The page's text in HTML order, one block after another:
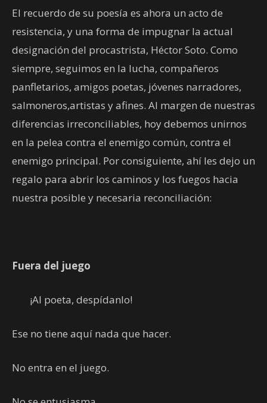
El recuerdo de su poesía es ahora un acto de
resistencia, y una forma de impugnar la actual
designación del procastrista, Héctor Soto. Como
siempre, seguimos en la lucha, compañeros
panfletarios, amigos poetas, jóvenes narradores,
salmoneros,artistas y afines. Al margen de nuestras
diferencias irreconciliables, hoy debemos unirnos
en la pelea contra el enemigo común, contra el
enemigo principal. Por consiguiente, ahí les dejo un
regalo para abrir los caminos y los fuegos hacia
nuestra posible y necesaria reconciliación:
Fuera del juego
¡Al poeta, despídanlo!
Ese no tiene aquí nada que hacer.
No entra en el juego.